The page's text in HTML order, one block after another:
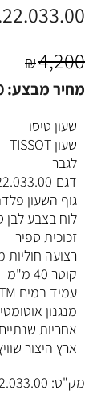
₪4,200
מחיר מבצע:
שעון טיסו
שעון TISSOT
לגבר
דגם-T143.407.22.033.00
גוף השעון
לוח בצבע לבן
זכוכית ספיר
רצועה
קוטר 40 מ"מ
עמיד במים 3ATM
מנגנון
אחריות
ארץ היצור
מק"ט: